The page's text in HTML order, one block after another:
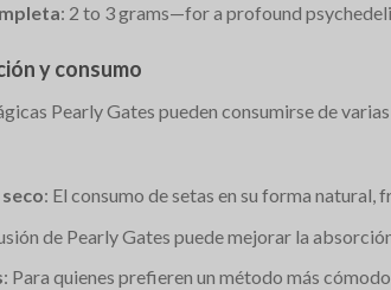
: 2 to 3 grams—for a profound
y consumo
Pearly Gates pueden consumirse de
: El consumo de setas en su forma
de Pearly Gates puede mejorar la
: Para quienes prefieren un método más